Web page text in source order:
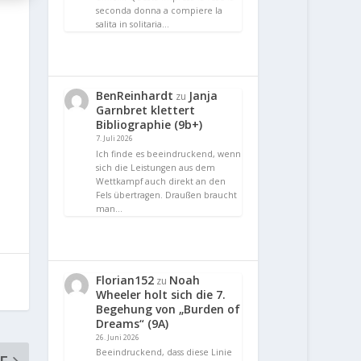
seconda donna a compiere la
salita in solitaria…
BenReinhardt zu Janja
Garnbret klettert
Bibliographie (9b+)
7. Juli 2026
Ich finde es beeindruckend, wenn
sich die Leistungen aus dem
Wettkampf auch direkt an den
Fels übertragen. Draußen braucht
man…
Florian152 zu Noah
Wheeler holt sich die 7.
Begehung von „Burden of
Dreams“ (9A)
26. Juni 2026
Beeindruckend, dass diese Linie